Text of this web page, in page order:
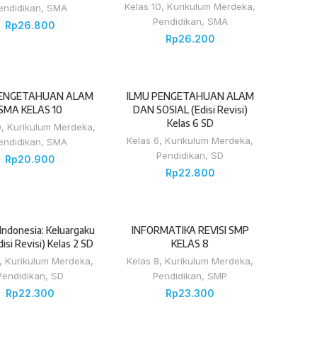
, SMA
Rp26.800
Kelas 10, Kurikulum Merdeka,
Pendidikan, SMA
Rp26.200
ALAM
KELAS 10
, Kurikulum Merdeka,
, SMA
Rp20.900
ILMU PENGETAHUAN ALAM
DAN SOSIAL (Edisi Revisi)
Kelas 6 SD
Kelas 6, Kurikulum Merdeka,
Pendidikan, SD
Rp22.800
Keluargaku
Revisi) Kelas 2 SD
, Kurikulum Merdeka,
, SD
Rp22.300
INFORMATIKA REVISI SMP
KELAS 8
Kelas 8, Kurikulum Merdeka,
Pendidikan, SMP
Rp23.300